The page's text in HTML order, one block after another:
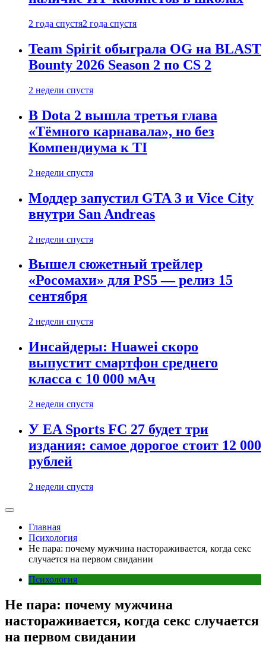
2 года спустя2 года спустя
Team Spirit обыграла OG на BLAST
Bounty 2026 Season 2 по CS 2
2 недели спустя
В Dota 2 вышла третья глава
«Тёмного карнавала», но без
Компендиума к TI
2 недели спустя
Моддер запустил GTA 3 и Vice City
внутри San Andreas
2 недели спустя
Вышел сюжетный трейлер
«Росомахи» для PS5 — релиз 15
сентября
2 недели спустя
Инсайдеры: Huawei скоро
выпустит смартфон среднего
класса с 10 000 мАч
2 недели спустя
У EA Sports FC 27 будет три
издания: самое дорогое стоит 12 000
рублей
2 недели спустя
Главная
Психология
Не пара: почему мужчина настораживается, когда секс
случается на первом свидании
Психология
Не пара: почему мужчина
настораживается, когда секс случается
на первом свидании